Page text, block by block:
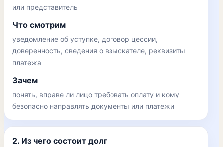
или представитель
Что смотрим
уведомление об уступке, договор цессии,
доверенность, сведения о взыскателе, реквизиты
платежа
Зачем
понять, вправе ли лицо требовать оплату и кому
безопасно направлять документы или платежи
2. Из чего состоит долг